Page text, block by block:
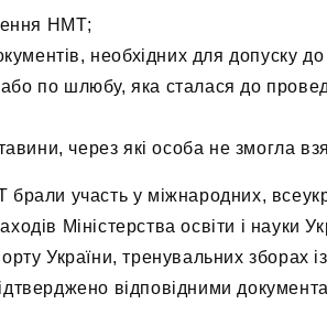
НМТ;
необхідних для
або по шлюбу, яка сталася до
через які особа не змогла
участь у міжнародних,
Міністерства освіти і науки
України, тренувальних зборах
відповідними